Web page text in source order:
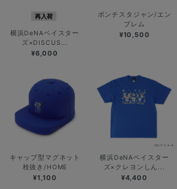
再入荷
横浜DeNAベイスター
ズ×DISCUS...
¥6,000
ポンチスタジャン/エン
ブレム
¥10,500
キャップ型マグネット
栓抜き/HOME
¥1,100
横浜DeNAベイスター
ズ×クレヨンしん...
¥4,400